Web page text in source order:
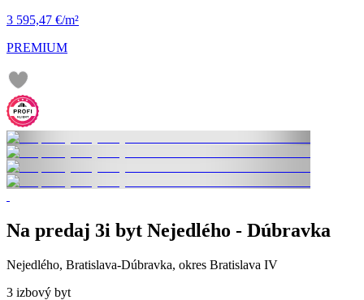
3 595,47 €/m²
PREMIUM
Na predaj 3i byt Nejedlého - Dúbravka
Nejedlého, Bratislava-Dúbravka, okres Bratislava IV
3 izbový byt